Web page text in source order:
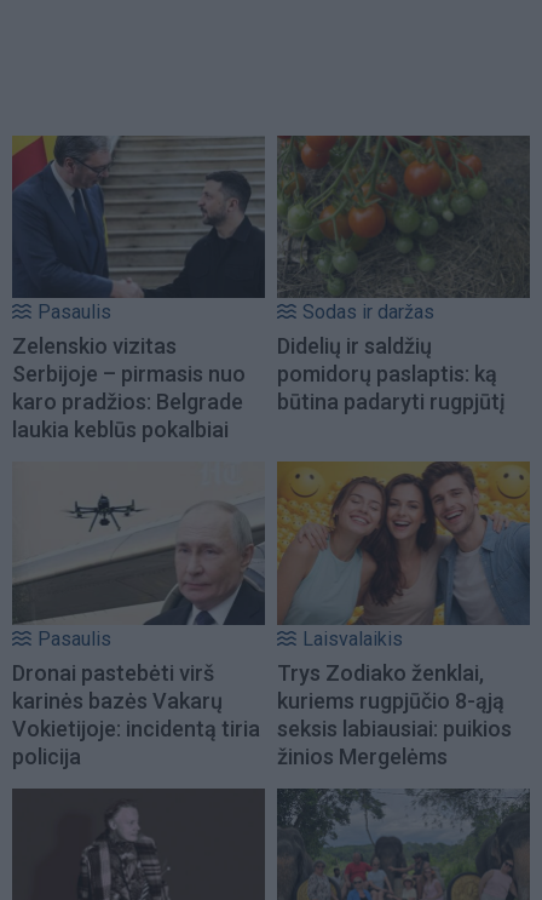
Pasaulis
Zelenskio vizitas
Serbijoje – pirmasis nuo
karo pradžios: Belgrade
laukia keblūs pokalbiai
Sodas ir daržas
Didelių ir saldžių
pomidorų paslaptis: ką
būtina padaryti rugpjūtį
Pasaulis
Dronai pastebėti virš
karinės bazės Vakarų
Vokietijoje: incidentą tiria
policija
Laisvalaikis
Trys Zodiako ženklai,
kuriems rugpjūčio 8-ąją
seksis labiausiai: puikios
žinios Mergelėms